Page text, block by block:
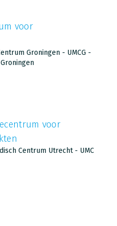
voor
Groningen - UMCG -
voor
Centrum Utrecht - UMC